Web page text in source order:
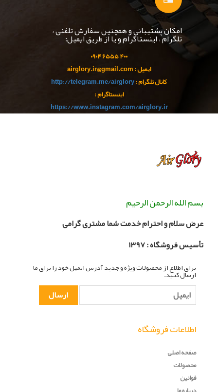
امکان پشتیبانی و همچنین سفارش تلفنی ،
تلگرام ، اینستاگرام و یا از طریق ایمیل:
۴۰۰ ۶۵۵۵ ۰ ۹۰۴
ایمیل : airglory.ir@gmail.com
کانال تلگرام :http://telegram.me/airglory
اینستاگرام :
https://www.instagram.com/airglory.ir
بسم الله الرحمن الرحیم
عرض سلام و احترام خدمت شما مشتری گرامی
تأسیس فروشگاه :
۱۳۹۷
برای اطلاع از محصولات ویژه و جدید آدرس ایمیل خود را برای ما
ارسال کنید.
اطلاعات فروشگاه
صفحه اصلی
محصولات
قوانین